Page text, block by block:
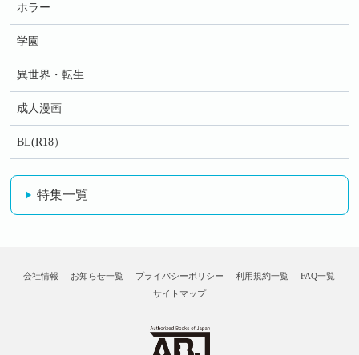
ホラー
学園
異世界・転生
成人漫画
BL(R18）
特集一覧
会社情報 お知らせ一覧 プライバシーポリシー 利用規約一覧
FAQ一覧
サイトマップ